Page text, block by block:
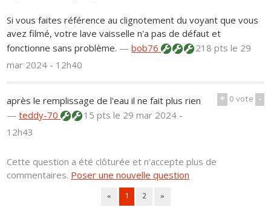
Si vous faites référence au clignotement du voyant que vous
avez filmé, votre lave vaisselle n'a pas de défaut et
fonctionne sans problème. —bob76 218 ptsle 29
mar 2024 - 12h40
+ 0vote -
après le remplissage de l'eau il ne fait plus rien
—teddy-70 15 ptsle 29 mar 2024 -
12h43
Cette question a été clôturée et n'accepte plus de
commentaires. Poser une nouvelle question
« 1 2 »